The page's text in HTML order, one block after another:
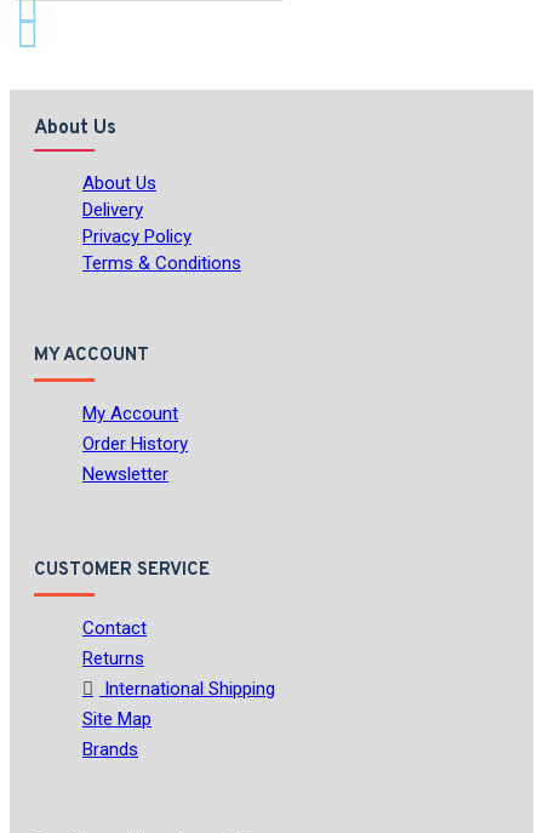
About Us
About Us
Delivery
Privacy Policy
Terms & Conditions
MY ACCOUNT
My Account
Order History
Newsletter
CUSTOMER SERVICE
Contact
Returns
International Shipping
Site Map
Brands